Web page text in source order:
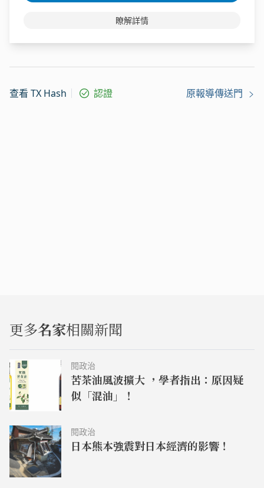
瞭解詳情
查看 TX Hash 認證 原報導傳送門
更多名家相關新聞
閱政治
苦茶油風波擴大 ，學者指出：原因疑
似「混油」！
閱政治
日本熊本強震對日本經濟的影響！